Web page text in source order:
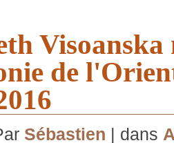
Visoanska
de
Sébastien | dans